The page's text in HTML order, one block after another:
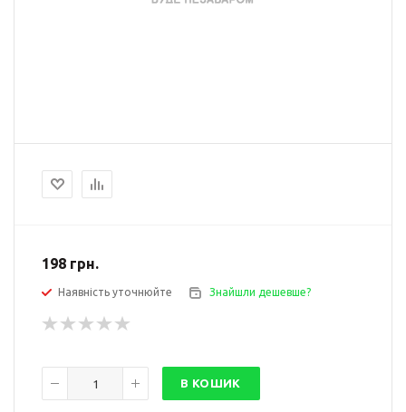
198 грн.
Наявність уточнюйте Знайшли дешевше?
В КОШИК